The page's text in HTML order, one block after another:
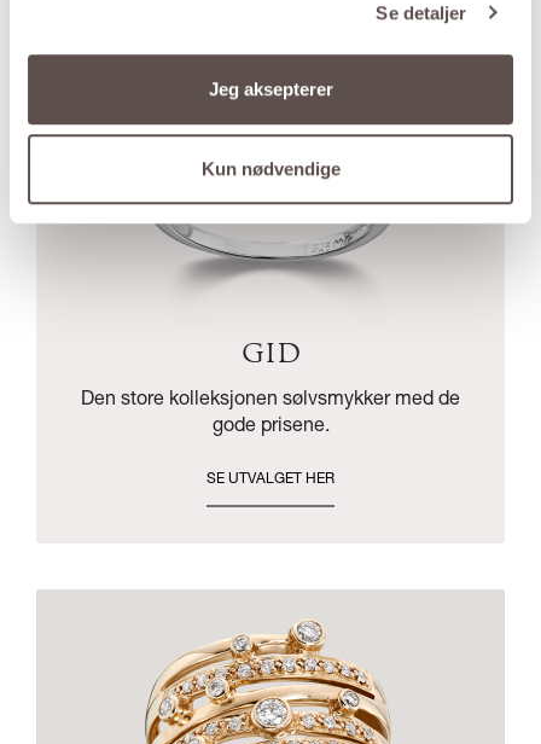
Se detaljer
Jeg aksepterer
Kun nødvendige
GID
Den store kolleksjonen sølvsmykker med de
gode prisene.
SE UTVALGET HER